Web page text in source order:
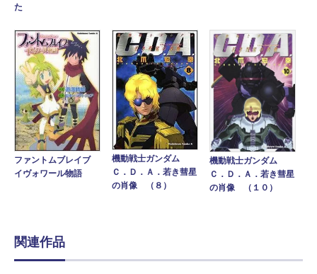
た
ファントムブレイブ
イヴォワール物語
機動戦士ガンダム
Ｃ．Ｄ．Ａ．若き彗星
の肖像 （８）
機動戦士ガンダム
Ｃ．Ｄ．Ａ．若き彗星
の肖像 （１０）
関連作品